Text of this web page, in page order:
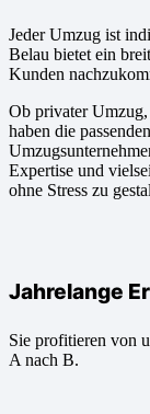
Jeder Umzug ist
Belau bietet ein
Kunden
Ob privater
haben die
Expertise und
ohne Stress zu
Jahrelange
Sie profitieren von
A nach B.